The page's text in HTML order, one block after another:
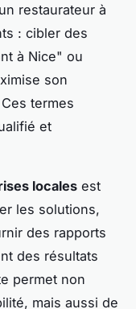
restaurateur à
: cibler des
à Nice" ou
son
termes
et
locales est
les solutions,
des rapports
des résultats
permet non
mais aussi de